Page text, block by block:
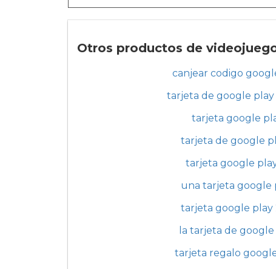
Otros productos de
canjear codigo
tarjeta de google play
tarjeta google
tarjeta de google
tarjeta google
una tarjeta google
tarjeta google play
la tarjeta de
tarjeta regalo